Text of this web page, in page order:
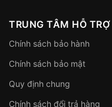
TRUNG TÂM HỖ TRỢ
Chính sách bảo hành
Chính sách bảo mật
Quy định chung
Chính sách đổi trả hàng